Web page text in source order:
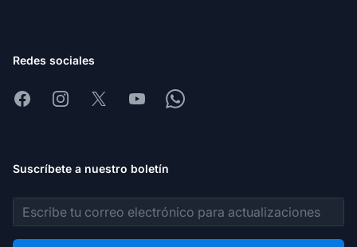
Redes sociales
FacebookInstagram
X YoutubeWhatsapp
Suscríbete a nuestro boletín
Dirección de correo electrónico